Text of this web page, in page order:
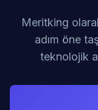
Meritking
adım öne
teknolojik